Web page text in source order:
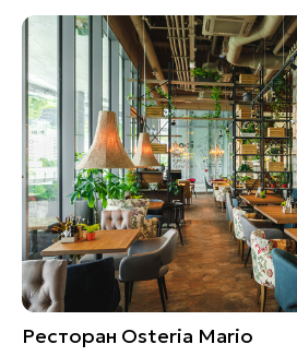
Ресторан Osteria Mario